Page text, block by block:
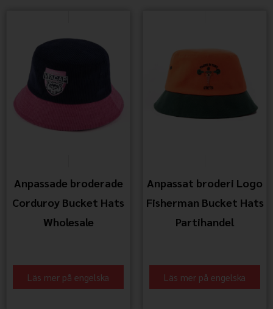
Anpassade broderade
Corduroy Bucket Hats
Wholesale
Läs mer på engelska
Anpassat broderi Logo
Fisherman Bucket Hats
Partihandel
Läs mer på engelska